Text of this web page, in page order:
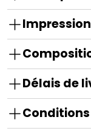
Impression
Délais de